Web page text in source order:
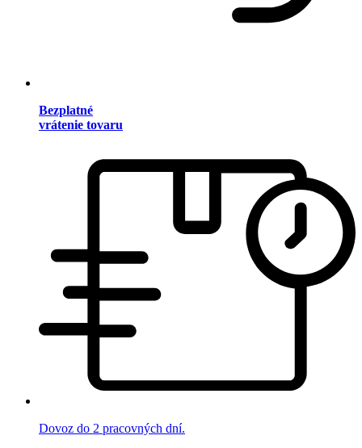
Bezplatné
vrátenie tovaru
Dovoz do 2 pracovných dní.